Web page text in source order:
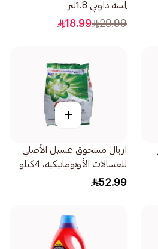
لمسة داوني 1.8لتر
29.99
18.99
+
اريال مسحوق غسيل الأصلي
للغسالات الأوتوماتيكية، 4كيلو
52.99